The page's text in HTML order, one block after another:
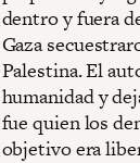
dentro y fuera
Gaza
Palestina. El
humanidad y
fue quien los
objetivo era